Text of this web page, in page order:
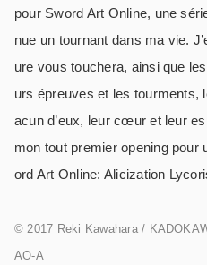
pour Sword Art Online, une
nue un tournant dans ma vie.
ure vous touchera, ainsi que
urs épreuves et les tourments,
acun d’eux, leur cœur et leur
mon tout premier opening pour
ord Art Online: Alicization
© 2017 Reki Kawahara /
AO-A